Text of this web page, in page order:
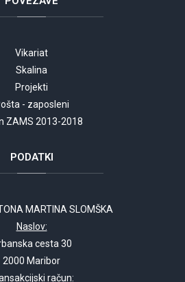
Vikariat
Skalina
Projekti
- zaposleni
ZAMS 2013-2018
PODATKI
MARTINA SLOMŠKA
Naslov:
cesta 30
2000 Maribor
račun: